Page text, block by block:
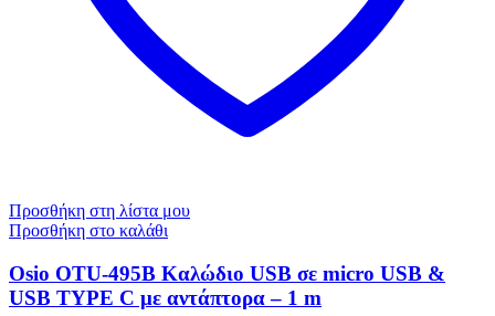
Προσθήκη στη λίστα μου
Προσθήκη στο καλάθι
Osio OTU-495B Καλώδιο USB σε micro USB &
USB TYPE C με αντάπτορα – 1 m